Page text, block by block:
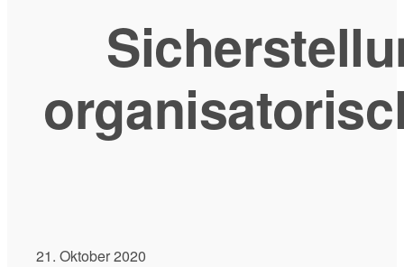
21. Oktober 2020